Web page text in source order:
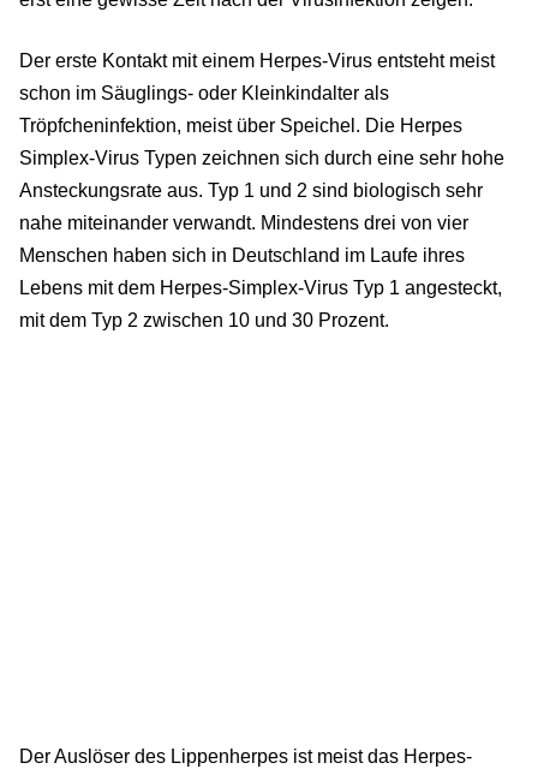
Der erste Kontakt mit einem Herpes-Virus entsteht meist
schon im Säuglings- oder Kleinkindalter als
Tröpfcheninfektion, meist über Speichel. Die Herpes
Simplex-Virus Typen zeichnen sich durch eine sehr hohe
Ansteckungsrate aus. Typ 1 und 2 sind biologisch sehr
nahe miteinander verwandt. Mindestens drei von vier
Menschen haben sich in Deutschland im Laufe ihres
Lebens mit dem Herpes-Simplex-Virus Typ 1 angesteckt,
mit dem Typ 2 zwischen 10 und 30 Prozent.
Der Auslöser des Lippenherpes ist meist das Herpes-